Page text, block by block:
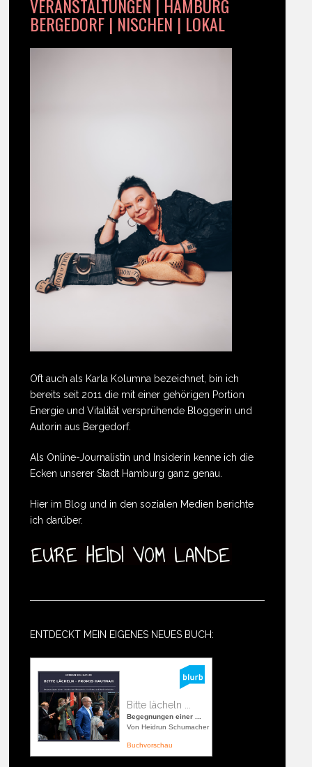
VERANSTALTUNGEN | HAMBURG
BERGEDORF | NISCHEN | LOKAL
Oft auch als Karla Kolumna bezeichnet, bin ich
bereits seit 2011 die mit einer gehörigen Portion
Energie und Vitalität versprühende Bloggerin und
Autorin aus Bergedorf.
Als Online-Journalistin und Insiderin kenne ich die
Ecken unserer Stadt Hamburg ganz genau.
Hier im Blog und in den sozialen Medien berichte
ich darüber.
ENTDECKT MEIN EIGENES NEUES BUCH:
Bitte lächeln ...
Begegnungen einer ...
Von Heidrun Schumacher
Buchvorschau